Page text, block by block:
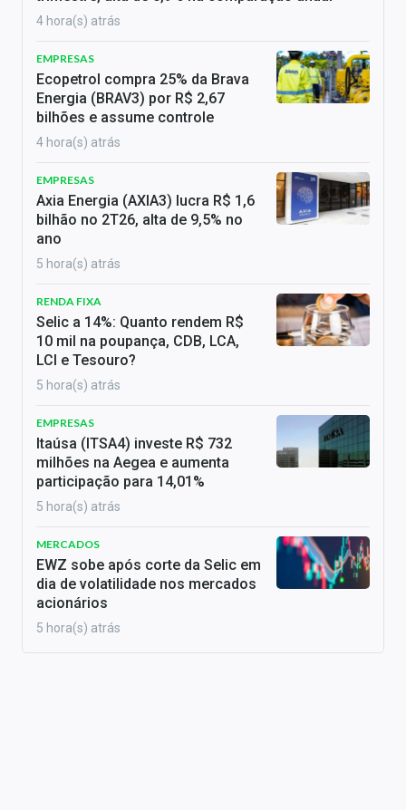
4 hora(s) atrás
EMPRESAS
Ecopetrol compra 25% da Brava
Energia (BRAV3) por R$ 2,67
bilhões e assume controle
4 hora(s) atrás
EMPRESAS
Axia Energia (AXIA3) lucra R$ 1,6
bilhão no 2T26, alta de 9,5% no
ano
5 hora(s) atrás
RENDA FIXA
Selic a 14%: Quanto rendem R$
10 mil na poupança, CDB, LCA,
LCI e Tesouro?
5 hora(s) atrás
EMPRESAS
Itaúsa (ITSA4) investe R$ 732
milhões na Aegea e aumenta
participação para 14,01%
5 hora(s) atrás
MERCADOS
EWZ sobe após corte da Selic em
dia de volatilidade nos mercados
acionários
5 hora(s) atrás